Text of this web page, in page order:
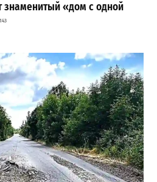
знаменитый «дом с одной